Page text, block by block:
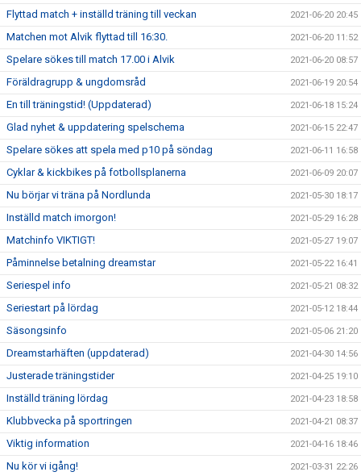
Flyttad match + inställd träning till veckan 2021-06-20 20:45
Matchen mot Alvik flyttad till 16:30. 2021-06-20 11:52
Spelare sökes till match 17.00 i Alvik 2021-06-20 08:57
Föräldragrupp & ungdomsråd 2021-06-19 20:54
En till träningstid! (Uppdaterad) 2021-06-18 15:24
Glad nyhet & uppdatering spelschema 2021-06-15 22:47
Spelare sökes att spela med p10 på söndag 2021-06-11 16:58
Cyklar & kickbikes på fotbollsplanerna 2021-06-09 20:07
Nu börjar vi träna på Nordlunda 2021-05-30 18:17
Inställd match imorgon! 2021-05-29 16:28
Matchinfo VIKTIGT! 2021-05-27 19:07
Påminnelse betalning dreamstar 2021-05-22 16:41
Seriespel info 2021-05-21 08:32
Seriestart på lördag 2021-05-12 18:44
Säsongsinfo 2021-05-06 21:20
Dreamstarhäften (uppdaterad) 2021-04-30 14:56
Justerade träningstider 2021-04-25 19:10
Inställd träning lördag 2021-04-23 18:58
Klubbvecka på sportringen 2021-04-21 08:37
Viktig information 2021-04-16 18:46
Nu kör vi igång! 2021-03-31 22:26